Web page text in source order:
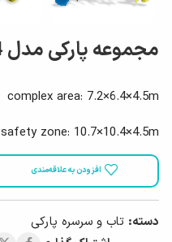
مجموعه پارکی مدل PS1214
complex area: 7.2×6.4×4.5m
safety zone: 10.7×10.4×4.5m
افزودن به علاقه‌مندی
دسته: تاب و سرسره پارکی